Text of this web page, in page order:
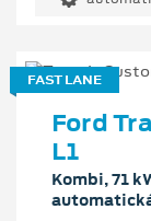
FAST LANE
Ford
L1
Kombi, 71